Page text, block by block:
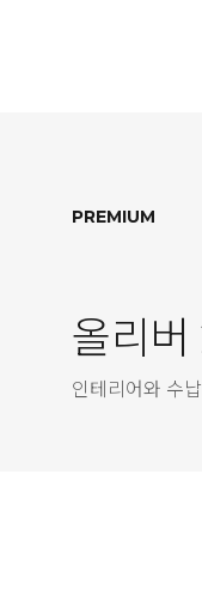
PREMIUM
올리
인테리어와 수